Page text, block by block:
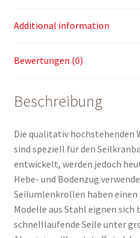
Additional information
Bewertungen (0)
Beschreibung
Die qualitativ hochstehenden
sind speziell für den
entwickelt, werden jedoch
Hebe- und Bodenzug
Seilumlenkrollen haben
Modelle aus Stahl eignen sich
schnelllaufende Seile unter